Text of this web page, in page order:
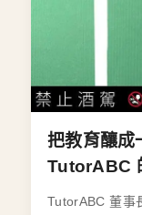
把教育釀成
TutorABC
TutorABC 董事